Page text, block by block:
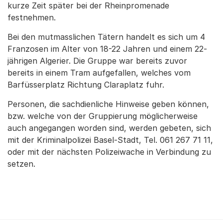
kurze Zeit später bei der Rheinpromenade
festnehmen.
Bei den mutmasslichen Tätern handelt es sich um 4
Franzosen im Alter von 18-22 Jahren und einem 22-
jährigen Algerier. Die Gruppe war bereits zuvor
bereits in einem Tram aufgefallen, welches vom
Barfüsserplatz Richtung Claraplatz fuhr.
Personen, die sachdienliche Hinweise geben können,
bzw. welche von der Gruppierung möglicherweise
auch angegangen worden sind, werden gebeten, sich
mit der Kriminalpolizei Basel-Stadt, Tel. 061 267 71 11,
oder mit der nächsten Polizeiwache in Verbindung zu
setzen.